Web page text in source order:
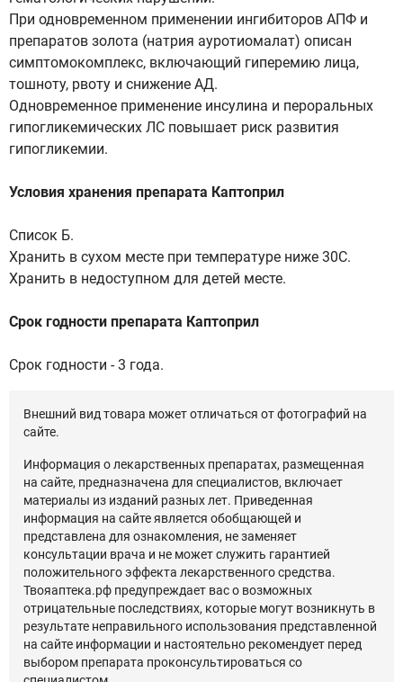
При одновременном применении ингибиторов АПФ и
препаратов золота (натрия ауротиомалат) описан
симптомокомплекс, включающий гиперемию лица,
тошноту, рвоту и снижение АД.
Одновременное применение инсулина и пероральных
гипогликемических ЛС повышает риск развития
гипогликемии.
Условия хранения препарата Каптоприл
Список Б.
Хранить в сухом месте при температуре ниже 30С.
Хранить в недоступном для детей месте.
Срок годности препарата Каптоприл
Срок годности - 3 года.
Внешний вид товара может отличаться от фотографий на
сайте.
Информация о лекарственных препаратах, размещенная
на сайте, предназначена для специалистов, включает
материалы из изданий разных лет. Приведенная
информация на сайте является обобщающей и
представлена для ознакомления, не заменяет
консультации врача и не может служить гарантией
положительного эффекта лекарственного средства.
Твояаптека.рф предупреждает вас о возможных
отрицательные последствиях, которые могут возникнуть в
результате неправильного использования представленной
на сайте информации и настоятельно рекомендует перед
выбором препарата проконсультироваться со